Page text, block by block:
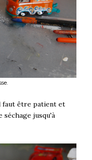
faut être patient et
séchage jusqu'à